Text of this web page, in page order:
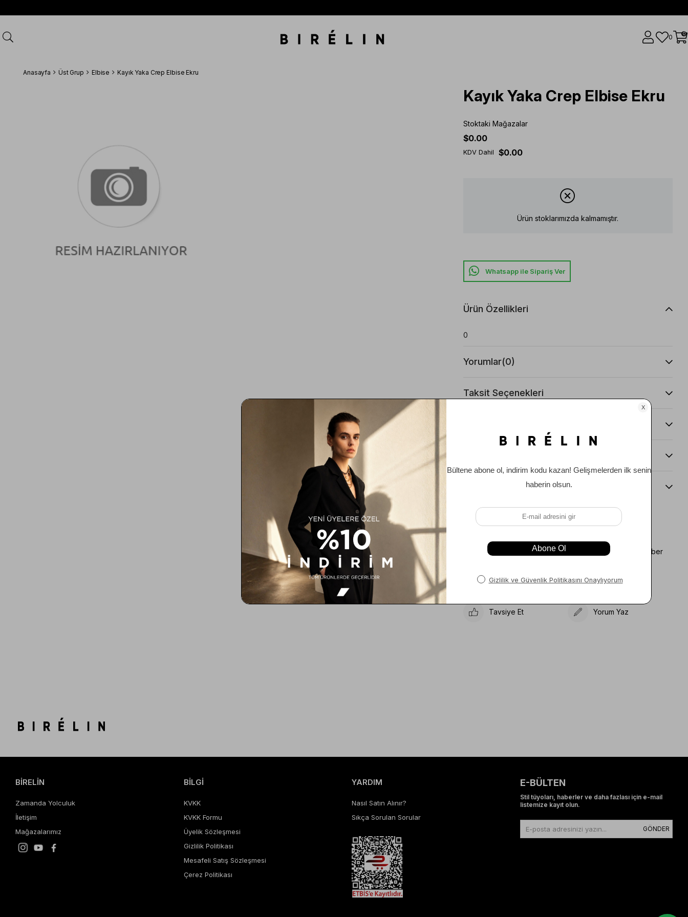
0 0
Anasayfa Üst Grup Elbise Kayık Yaka Crep Elbise Ekru
Kayık Yaka Crep Elbise Ekru
Stoktaki Mağazalar
$0.00
KDV Dahil $0.00
Ürün stoklarımızda kalmamıştır.
Whatsapp ile Sipariş Ver
Ürün Özellikleri
0
Yorumlar(0)
Taksit Seçenekleri
Beden Kılavuzu
Favorilere Ekle Koleksiyona Ekle
Karşılaştır
Fiyat Düşünce Haber
Gelince Haber Ver
Tavsiye Et Yorum Yaz
BİRELİN
Zamanda Yolculuk
İletişim
Mağazalarımız
BİLGİ
KVKK
KVKK Formu
Üyelik Sözleşmesi
Gizlilik Politikası
Mesafeli Satış Sözleşmesi
Çerez Politikası
YARDIM
Nasıl Satın Alınır?
Sıkça Sorulan Sorular
E-BÜLTEN
Stil tüyoları, haberler ve daha fazlası için e-mail
listemize kayıt olun.
GÖNDER